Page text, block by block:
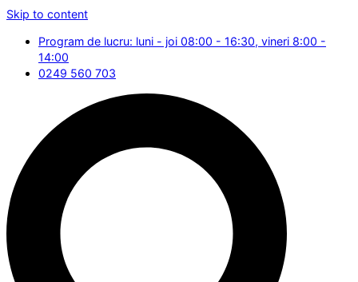
Skip to content
Program de lucru: luni - joi 08:00 - 16:30, vineri 8:00 -
14:00
0249 560 703